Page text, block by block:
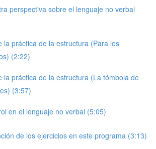
perspectiva sobre el lenguaje no verbal
la práctica de la estructura (Para los
(2:22)
la práctica de la estructura (La tómbola de
(3:57)
en el lenguaje no verbal (5:05)
de los ejercicios en este programa (3:13)